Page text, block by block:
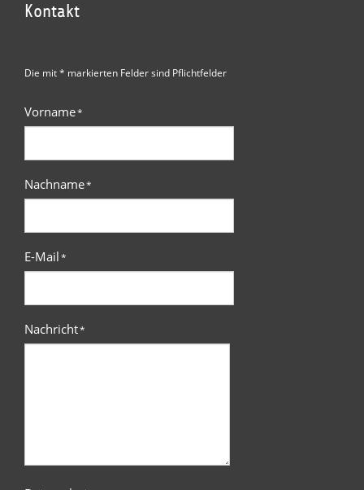
Kontakt
Die mit * markierten Felder sind Pflichtfelder
Vorname*
Nachname*
E-Mail*
Nachricht*